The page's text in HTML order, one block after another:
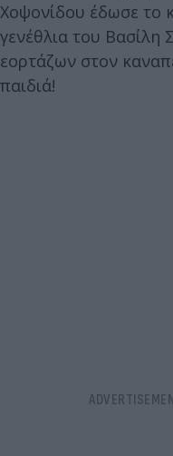
Χοψονίδου έδωσε το
γενέθλια του Βασίλη
εορτάζων στον
παιδιά!